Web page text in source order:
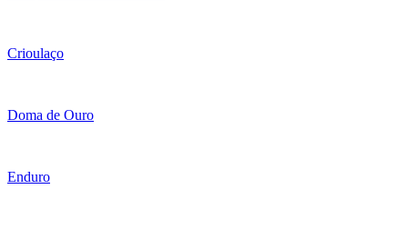
Crioulaço
Doma de Ouro
Enduro